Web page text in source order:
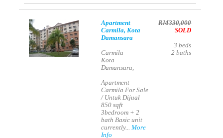
Apartment
Carmila, Kota
Damansara
Carmila
Kota
Damansara,
Apartment
Carmila For Sale
/ Untuk Dijual
850 sqft
3bedroom + 2
bath Basic unit
currently...More
Info
RM330,000
SOLD
3 beds
2 baths